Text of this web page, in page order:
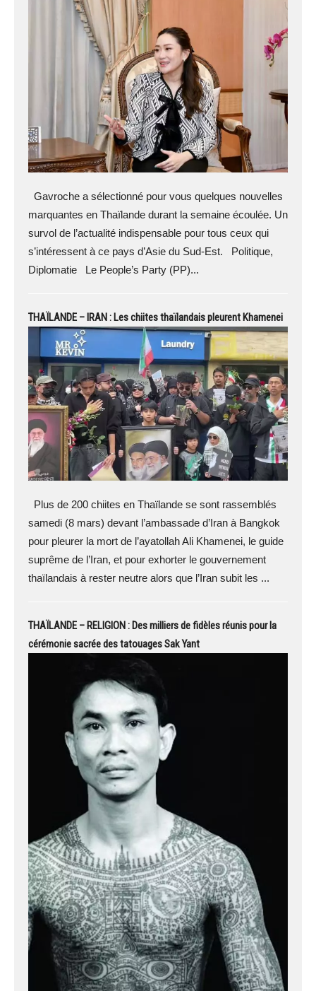
Gavroche a sélectionné pour vous quelques nouvelles
marquantes en Thaïlande durant la semaine écoulée. Un
survol de l’actualité indispensable pour tous ceux qui
s’intéressent à ce pays d’Asie du Sud-Est. Politique,
Diplomatie Le People’s Party (PP)...
THAÏLANDE – IRAN : Les chiites thaïlandais pleurent Khamenei
Plus de 200 chiites en Thaïlande se sont rassemblés
samedi (8 mars) devant l’ambassade d’Iran à Bangkok
pour pleurer la mort de l’ayatollah Ali Khamenei, le guide
suprême de l’Iran, et pour exhorter le gouvernement
thaïlandais à rester neutre alors que l’Iran subit les ...
THAÏLANDE – RELIGION : Des milliers de fidèles réunis pour la
cérémonie sacrée des tatouages Sak Yant